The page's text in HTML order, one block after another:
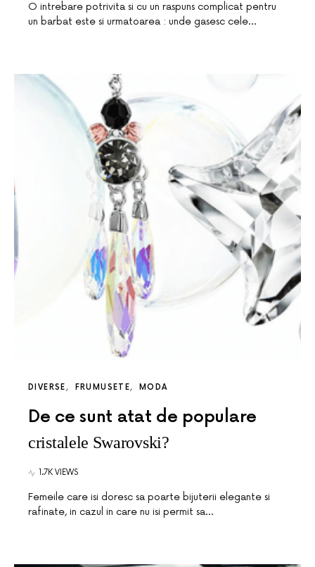
O intrebare potrivita si cu un raspuns complicat pentru
un barbat este si urmatoarea : unde gasesc cele…
DIVERSE FRUMUSETE MODA
De ce sunt atat de populare
cristalele Swarovski?
1.7K VIEWS
Femeile care isi doresc sa poarte bijuterii elegante si
rafinate, in cazul in care nu isi permit sa…